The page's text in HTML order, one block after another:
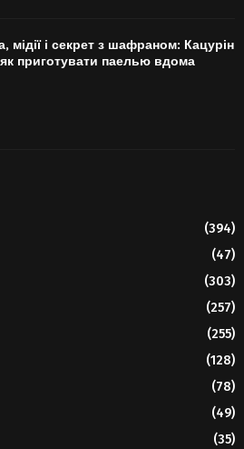
мідії і секрет з шафраном: Кацурін
приготувати паелью вдома
(394)
(47)
(303)
(257)
(255)
(128)
(78)
(49)
(35)